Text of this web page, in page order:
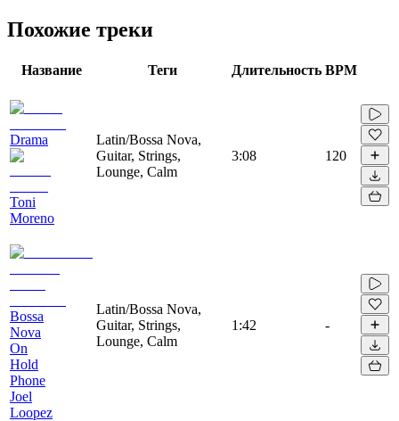
Похожие треки
Название Теги Длительность BPM
Drama
Toni
Moreno
Latin/Bossa Nova,
Guitar, Strings,
Lounge, Calm
3:08 120
Bossa
Nova
On
Hold
Phone
Joel
Loopez
Latin/Bossa Nova,
Guitar, Strings,
Lounge, Calm
1:42 -